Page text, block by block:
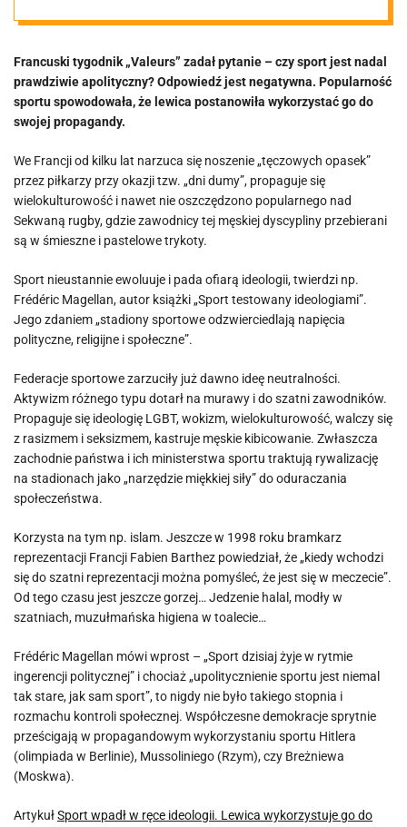
go do swojej
propagandy
Francuski tygodnik „Valeurs” zadał pytanie – czy sport jest nadal
prawdziwie apolityczny? Odpowiedź jest negatywna. Popularność
sportu spowodowała, że lewica postanowiła wykorzystać go do
swojej propagandy.
We Francji od kilku lat narzuca się noszenie „tęczowych opasek”
przez piłkarzy przy okazji tzw. „dni dumy”, propaguje się
wielokulturowość i nawet nie oszczędzono popularnego nad
Sekwaną rugby, gdzie zawodnicy tej męskiej dyscypliny przebierani
są w śmieszne i pastelowe trykoty.
Sport nieustannie ewoluuje i pada ofiarą ideologii, twierdzi np.
Frédéric Magellan, autor książki „Sport testowany ideologiami”.
Jego zdaniem „stadiony sportowe odzwierciedlają napięcia
polityczne, religijne i społeczne”.
Federacje sportowe zarzuciły już dawno ideę neutralności.
Aktywizm różnego typu dotarł na murawy i do szatni zawodników.
Propaguje się ideologię LGBT, wokizm, wielokulturowość, walczy się
z rasizmem i seksizmem, kastruje męskie kibicowanie. Zwłaszcza
zachodnie państwa i ich ministerstwa sportu traktują rywalizację
na stadionach jako „narzędzie miękkiej siły” do oduraczania
społeczeństwa.
Korzysta na tym np. islam. Jeszcze w 1998 roku bramkarz
reprezentacji Francji Fabien Barthez powiedział, że „kiedy wchodzi
się do szatni reprezentacji można pomyśleć, że jest się w meczecie”.
Od tego czasu jest jeszcze gorzej… Jedzenie halal, modły w
szatniach, muzułmańska higiena w toalecie…
Frédéric Magellan mówi wprost – „Sport dzisiaj żyje w rytmie
ingerencji politycznej” i chociaż „upolitycznienie sportu jest niemal
tak stare, jak sam sport”, to nigdy nie było takiego stopnia i
rozmachu kontroli społecznej. Współczesne demokracje sprytnie
prześcigają w propagandowym wykorzystaniu sportu Hitlera
(olimpiada w Berlinie), Mussoliniego (Rzym), czy Breżniewa
(Moskwa).
ArtykułSport wpadł w ręce ideologii. Lewica wykorzystuje go do